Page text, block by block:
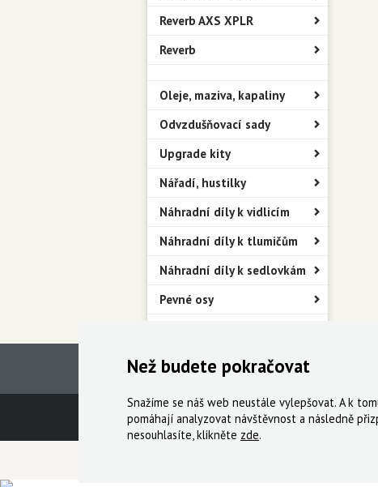
Reverb AXS XPLR
Reverb
Oleje, maziva, kapaliny
Odvzdušňovací sady
Upgrade kity
Nářadí, hustilky
Náhradní díly k vidlicím
Náhradní díly k tlumičům
Náhradní díly k sedlovkám
Pevné osy
Technická podpora Obchodní podmínky
Než budete pokračovat
Snažíme se náš web neustále vylepšovat. A k
pomáhají analyzovat návštěvnost a následně
nesouhlasíte, klikněte zde.